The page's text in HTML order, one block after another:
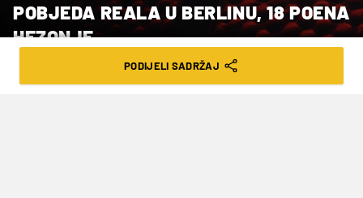
POBJEDA REALA U BERLINU, 18 POENA
HEZONJE
PODIJELI SADRŽAJ